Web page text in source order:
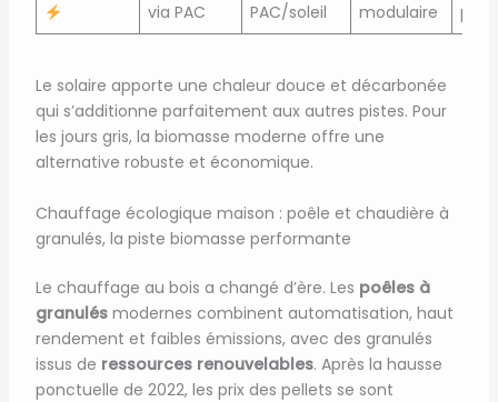
via PAC
PAC/soleil
modulaire
Le solaire apporte une chaleur douce et décarbonée
qui s’additionne parfaitement aux autres pistes. Pour
les jours gris, la biomasse moderne offre une
alternative robuste et économique.
Chauffage écologique maison : poêle et chaudière à
granulés, la piste biomasse performante
Le chauffage au bois a changé d’ère. Les poêles à
granulésmodernes combinent automatisation, haut
rendement et faibles émissions, avec des granulés
issus de ressources renouvelables. Après la hausse
ponctuelle de 2022, les prix des pellets se sont